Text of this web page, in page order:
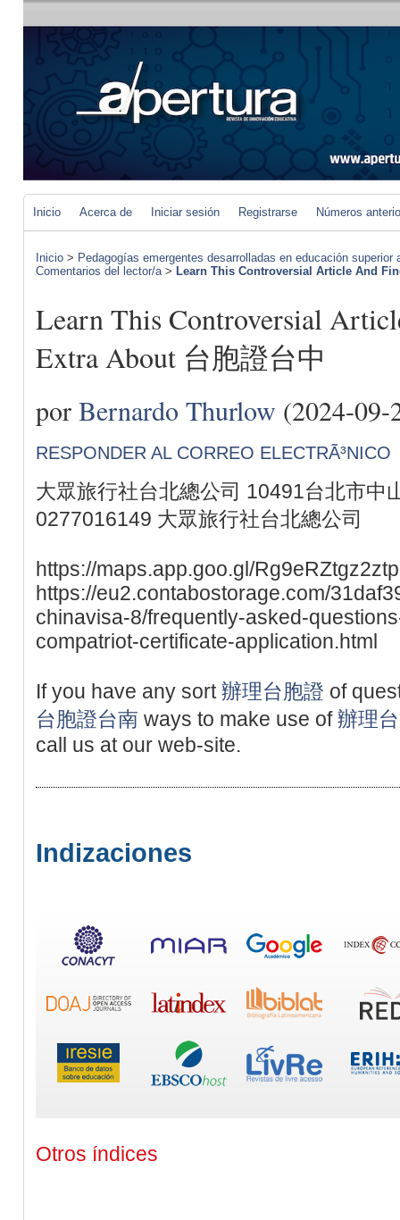
Inicio Acerca de Iniciar sesión Registrarse Números
Inicio > Pedagogías emergentes desarrolladas en educación
Comentarios del lector/a> Learn This Controversial Article And
Learn This Controversial
Extra About 台胞證台中
por Bernardo Thurlow (2024-09-
RESPONDER AL CORREO ELECTRÃ³NICO
大眾旅行社台北總公司 10491台北市中
0277016149 大眾旅行社台北總公司
https://maps.app.goo.gl/
https://eu2.contabostorage.com/
chinavisa-8/frequently-asked-
compatriot-certificate-application.html
If you have any sort辦理台胞證 of
台胞證台南 ways to make use of辦理
call us at our web-site.
Indizaciones
Otros índices